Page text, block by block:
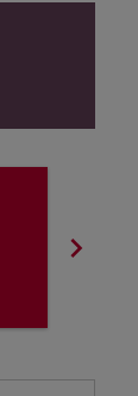
chevron_right